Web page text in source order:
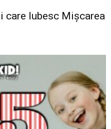
care Iubesc Mișcarea